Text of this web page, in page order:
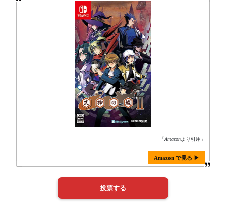
「Amazonより引用」
Amazon で見る ▶